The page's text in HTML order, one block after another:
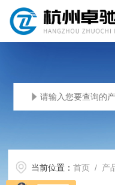
当前位置：首页 / 产